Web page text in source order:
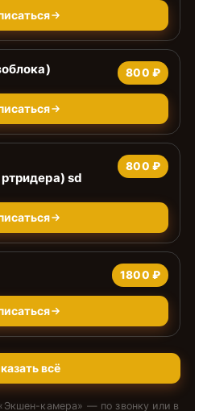
800 ₽
sd
800 ₽
1800 ₽
всё
Экшен-камера» — по звонку или в